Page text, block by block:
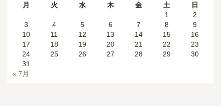
月
火 水 木 金 土
日
1
2
3
4 5 6 7 8
9
10
11 12 13 14 15
16
17
18 19 20 21 22
23
24
25 26 27 28 29
30
31
« 7月